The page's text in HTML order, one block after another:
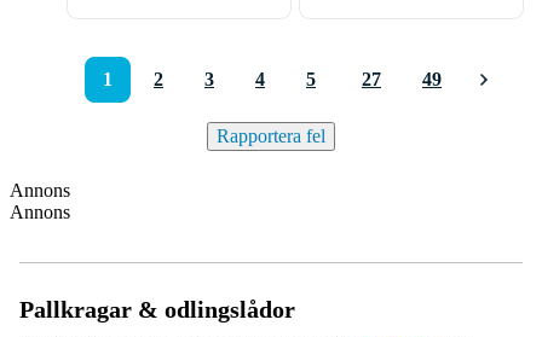
1 2 3 4 5 27 49
Rapportera fel
Annons
Annons
Pallkragar & odlingslådor